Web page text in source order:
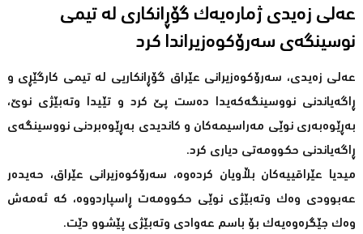
عه‌لی زه‌یدی ژماره‌یه‌ك گۆڕانكاری له‌ تیمی
نوسینگه‌ی سه‌رۆكوه‌زیراندا كرد
عەلی زەیدی، سەرۆکوەزیرانی عێراق گۆڕانکاریی لە تیمی کارگێڕی و
ڕاگەیاندنی نووسینگەکەیدا دەست پێ کرد و تێیدا وتەبێژی نوێ،
بەڕێوەبەری نوێی مەراسیمەکان و کاندیدی بەڕێوەبردنی نووسینگەی
ڕاگەیاندنی حکوومەتی دیاری کرد.
میدیا عێراقییەکان بڵاویان کردەوە، سەرۆکوەزیرانی عێراق، حەیدەر
عەبوودی وەک وتەبێژی نوێی حکوومەت ڕاسپاردووە، کە ئەمەش
وەک جێگرەوەیەک بۆ باسم عەوادی وتەبێژی پێشوو دێت.